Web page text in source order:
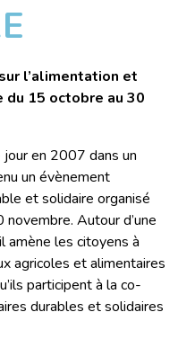
l’alimentation et
15 octobre au 30
en 2007 dans un
un évènement
et solidaire organisé
Autour d’une
amène les citoyens à
agricoles et alimentaires
participent à la co-
durables et solidaires